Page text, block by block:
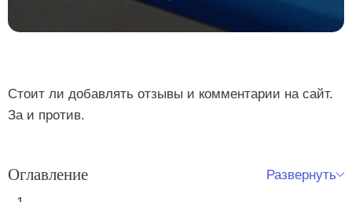
Стоит ли добавлять отзывы и комментарии на сайт.
За и против.
Оглавление Развернуть